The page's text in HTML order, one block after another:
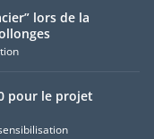
lors de la
pour le projet